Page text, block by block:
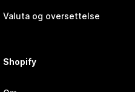
Valuta og oversettelse
Shopify